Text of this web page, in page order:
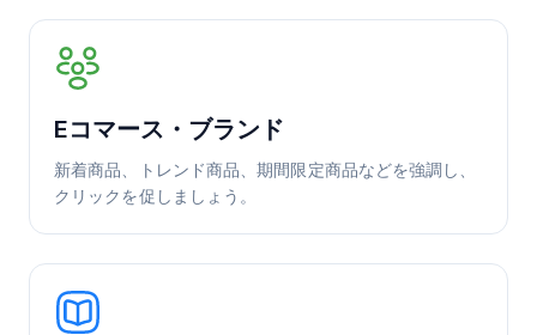
Eコマース・ブランド
新着商品、トレンド商品、期間限定商品などを強調し、
クリックを促しましょう。